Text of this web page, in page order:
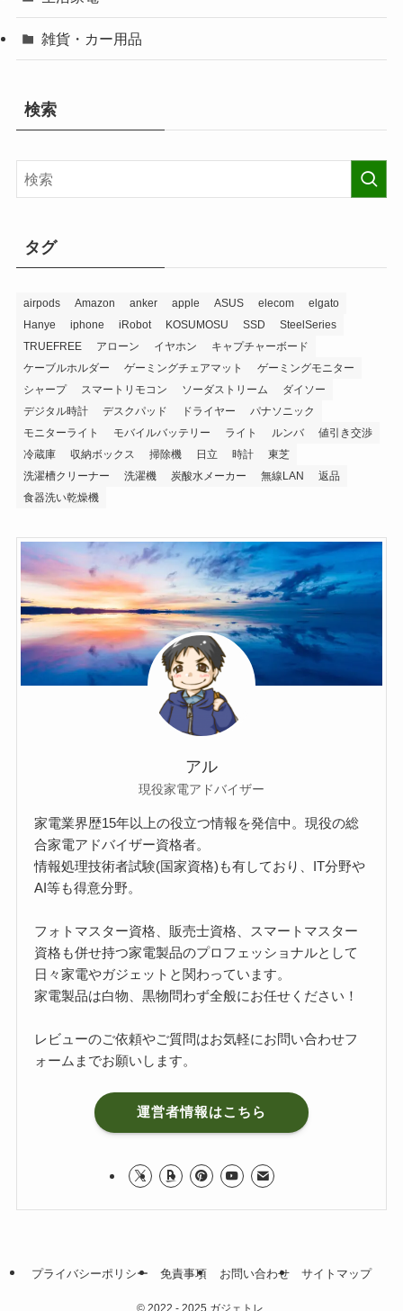
雑貨・カー用品
検索
タグ
airpods Amazon anker apple ASUS elecom
elgato
Hanye
iphone iRobot KOSUMOSU SSD
SteelSeries
TRUEFREE
アローン イヤホン
キャプチャーボード
ケーブルホルダー
ゲーミングチェアマット
ゲーミングモニター
シャープ
スマートリモコン ソーダストリーム
ダイソー
デジタル時計
デスクパッド ドライヤー
パナソニック
モニターライト
モバイルバッテリー ライト ルンバ
値引き交渉
冷蔵庫
収納ボックス 掃除機 日立 時計
東芝
洗濯槽クリーナー
洗濯機 炭酸水メーカー 無線LAN
返品
食器洗い乾燥機
アル
現役家電アドバイザー
家電業界歴15年以上の役立つ情報を発信中。現役の総
合家電アドバイザー資格者。
情報処理技術者試験(国家資格)も有しており、IT分野や
AI等も得意分野。
フォトマスター資格、販売士資格、スマートマスター
資格も併せ持つ家電製品のプロフェッショナルとして
日々家電やガジェットと関わっています。
家電製品は白物、黒物問わず全般にお任せください！
レビューのご依頼やご質問はお気軽にお問い合わせフ
ォーム までお願いします。
運営者情報はこちら
プライバシーポリシー 免責事項 お問い合わせ サイトマップ
© 2022 - 2025 ガジェトレ.